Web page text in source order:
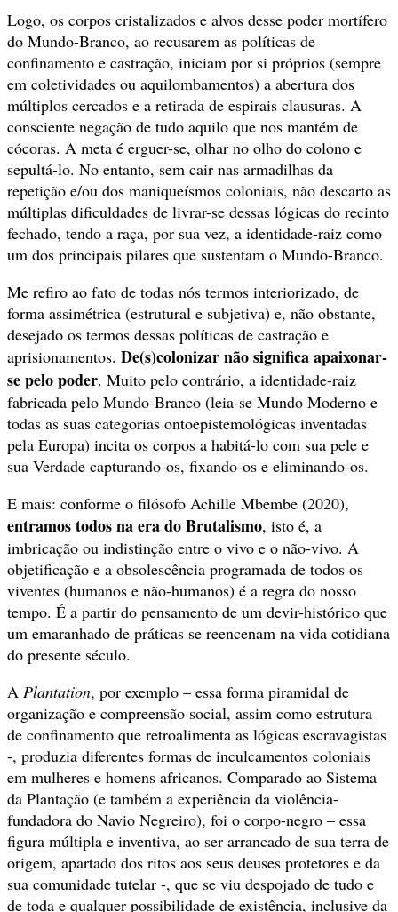
Logo, os corpos cristalizados e alvos desse poder mortífero
do Mundo-Branco, ao recusarem as políticas de
confinamento e castração, iniciam por si próprios (sempre
em coletividades ou aquilombamentos) a abertura dos
múltiplos cercados e a retirada de espirais clausuras. A
consciente negação de tudo aquilo que nos mantém de
cócoras. A meta é erguer-se, olhar no olho do colono e
sepultá-lo. No entanto, sem cair nas armadilhas da
repetição e/ou dos maniqueísmos coloniais, não descarto as
múltiplas dificuldades de livrar-se dessas lógicas do recinto
fechado, tendo a raça, por sua vez, a identidade-raiz como
um dos principais pilares que sustentam o Mundo-Branco.
Me refiro ao fato de todas nós termos interiorizado, de
forma assimétrica (estrutural e subjetiva) e, não obstante,
desejado os termos dessas políticas de castração e
aprisionamentos. De(s)colonizar não significa apaixonar-
se pelo poder. Muito pelo contrário, a identidade-raiz
fabricada pelo Mundo-Branco (leia-se Mundo Moderno e
todas as suas categorias ontoepistemológicas inventadas
pela Europa) incita os corpos a habitá-lo com sua pele e
sua Verdade capturando-os, fixando-os e eliminando-os.
E mais: conforme o filósofo Achille Mbembe (2020),
entramos todos na era do Brutalismo, isto é, a
imbricação ou indistinção entre o vivo e o não-vivo. A
objetificação e a obsolescência programada de todos os
viventes (humanos e não-humanos) é a regra do nosso
tempo. É a partir do pensamento de um devir-histórico que
um emaranhado de práticas se reencenam na vida cotidiana
do presente século.
A Plantation, por exemplo – essa forma piramidal de
organização e compreensão social, assim como estrutura
de confinamento que retroalimenta as lógicas escravagistas
-, produzia diferentes formas de inculcamentos coloniais
em mulheres e homens africanos. Comparado ao Sistema
da Plantação (e também a experiência da violência-
fundadora do Navio Negreiro), foi o corpo-negro – essa
figura múltipla e inventiva, ao ser arrancado de sua terra de
origem, apartado dos ritos aos seus deuses protetores e da
sua comunidade tutelar -, que se viu despojado de tudo e
de toda e qualquer possibilidade de existência, inclusive da